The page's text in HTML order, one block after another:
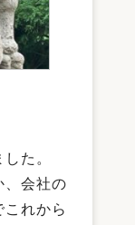
た。
、会社の
れから